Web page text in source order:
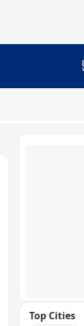
Top Cities